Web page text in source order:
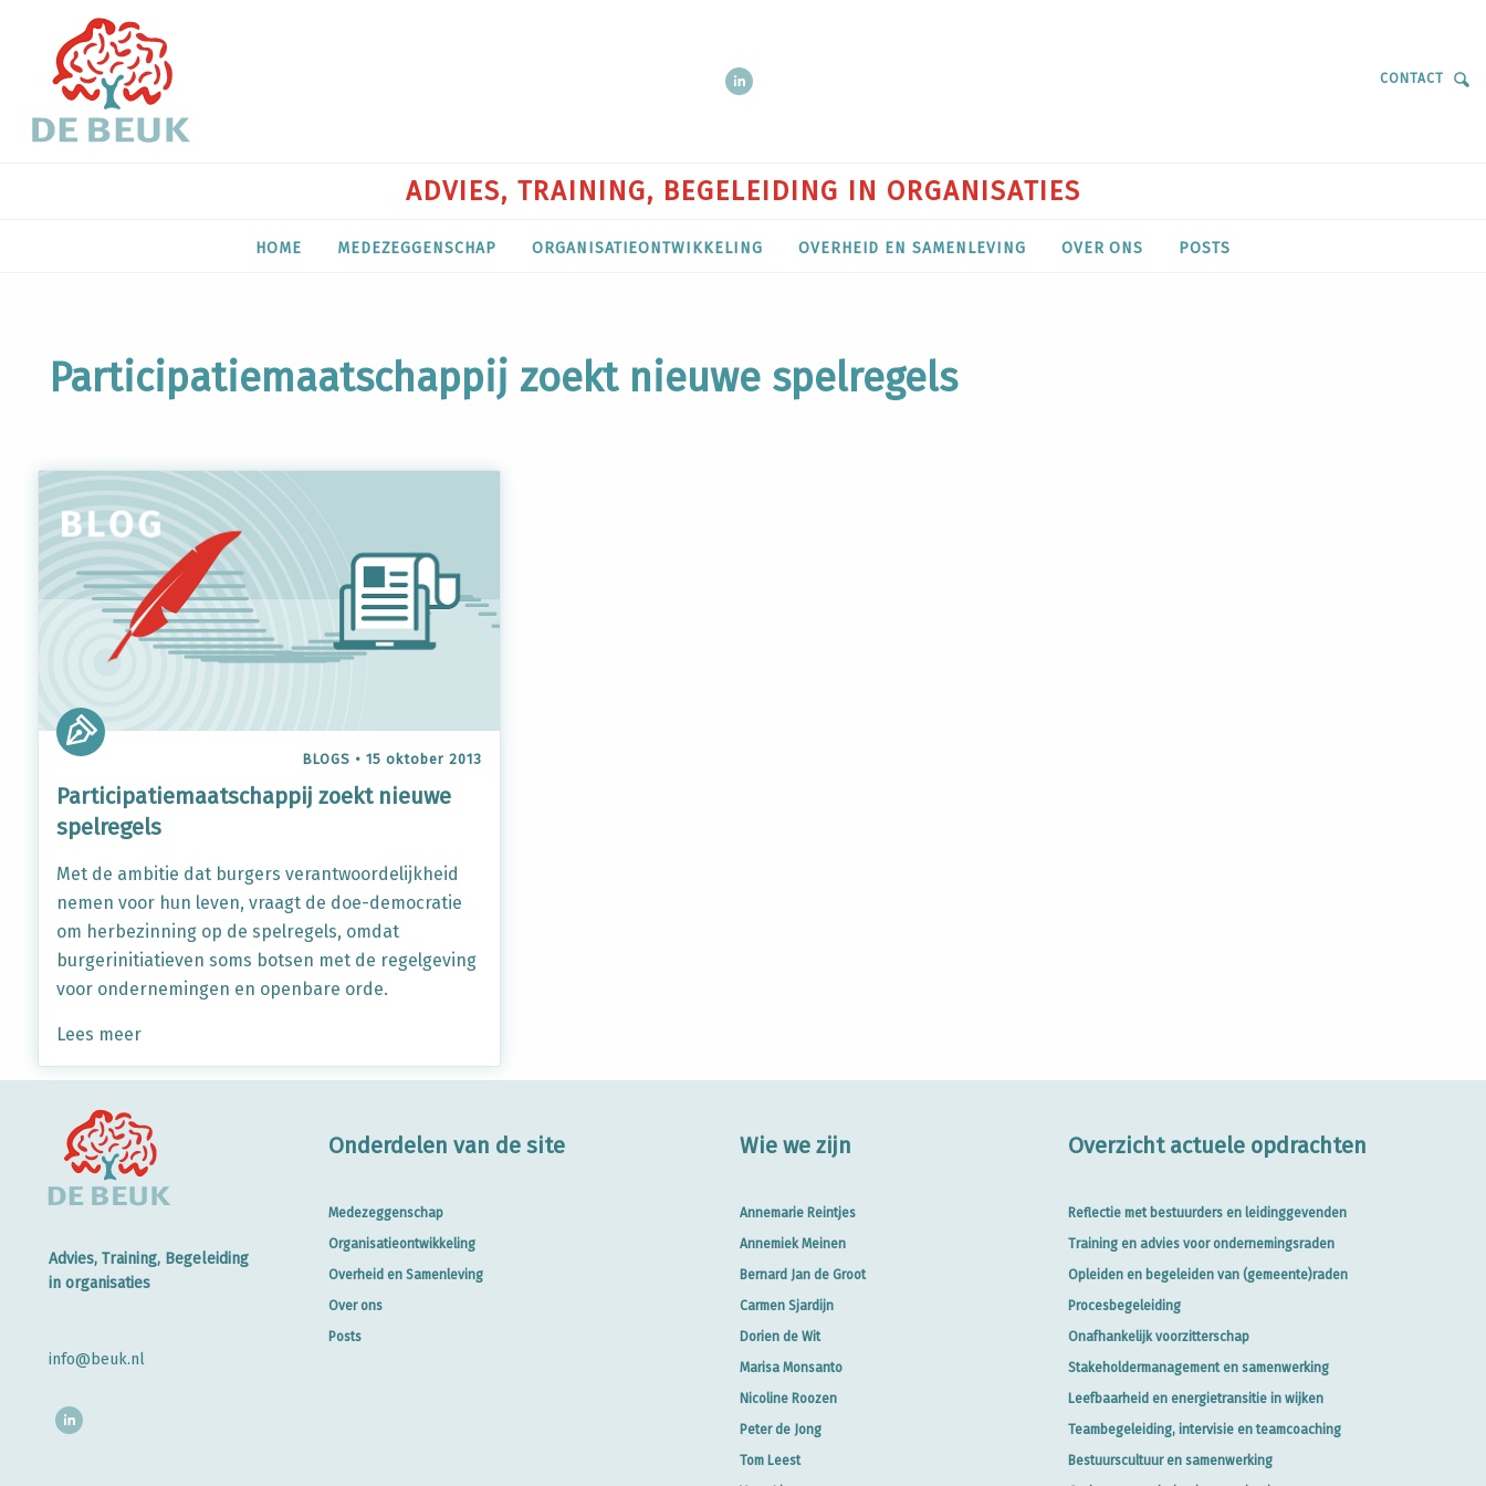
CONTACT
ADVIES, TRAINING, BEGELEIDING IN ORGANISATIES
HOME MEDEZEGGENSCHAP ORGANISATIEONTWIKKELING OVERHEID EN SAMENLEVING OVER ONS POSTS
Participatiemaatschappij zoekt nieuwe spelregels
BLOGS • 15 oktober 2013
Participatiemaatschappij zoekt nieuwe
spelregels
Met de ambitie dat burgers verantwoordelijkheid
nemen voor hun leven, vraagt de doe-democratie
om herbezinning op de spelregels, omdat
burgerinitiatieven soms botsen met de regelgeving
voor ondernemingen en openbare orde.
Lees meer
Advies, Training, Begeleiding
in organisaties
info@beuk.nl
Onderdelen van de site
Medezeggenschap
Organisatieontwikkeling
Overheid en Samenleving
Over ons
Posts
Wie we zijn
Annemarie Reintjes
Annemiek Meinen
Bernard Jan de Groot
Carmen Sjardijn
Dorien de Wit
Marisa Monsanto
Nicoline Roozen
Peter de Jong
Tom Leest
Overzicht actuele opdrachten
Reflectie met bestuurders en leidinggevenden
Training en advies voor ondernemingsraden
Opleiden en begeleiden van (gemeente)raden
Procesbegeleiding
Onafhankelijk voorzitterschap
Stakeholdermanagement en samenwerking
Leefbaarheid en energietransitie in wijken
Teambegeleiding, intervisie en teamcoaching
Bestuurscultuur en samenwerking